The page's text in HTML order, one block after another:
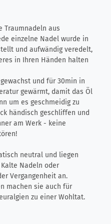
Traumnadeln aus
einzelne Nadel wurde in
und aufwändig veredelt,
in Ihren Händen halten
und für 30min in
gewärmt, damit das Öl
um es geschmeidig zu
händisch geschliffen und
am Werk - keine
neutral und liegen
Nadeln oder
Vergangenheit an.
machen sie auch für
zu einer Wohltat.